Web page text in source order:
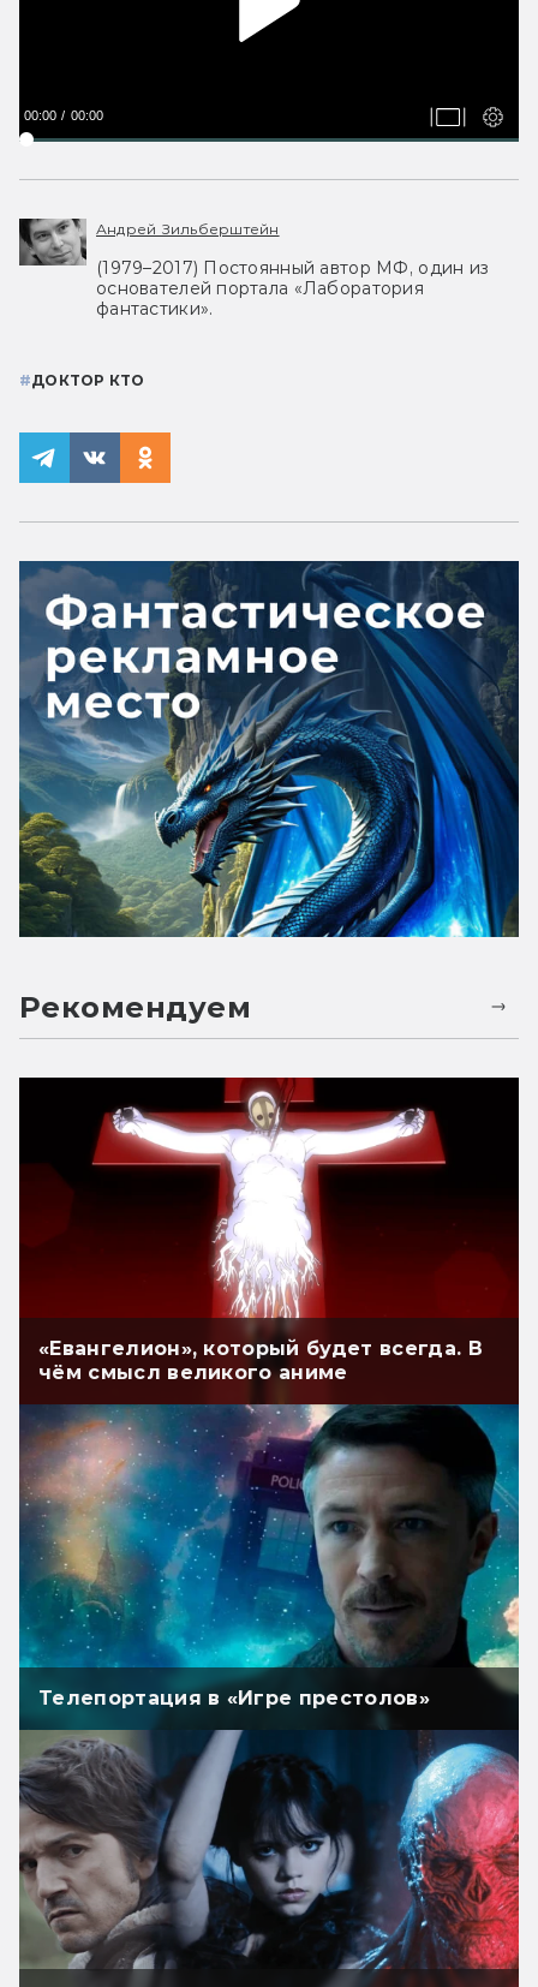
00:00 00:00
Андрей Зильберштейн
(1979–2017) Постоянный автор МФ, один из
основателей портала «Лаборатория
фантастики».
#ДОКТОР КТО
Рекомендуем
«Евангелион», который будет всегда. В
чём смысл великого аниме
Телепортация в «Игре престолов»